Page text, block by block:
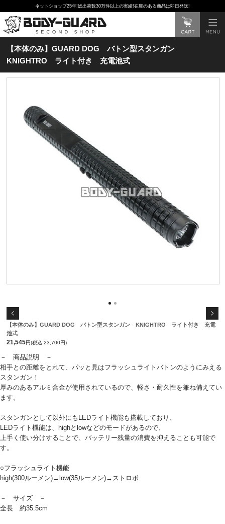
ネットショップ25年!総出荷数30万件以上の実績!在庫のある商品は即日発送!
【本体のみ】GUARD DOG バトン型スタンガン
KNIGHTRO ライト付き 充電池式
【本体のみ】GUARD DOG バトン型スタンガン KNIGHTRO ライト付き 充電
池式
21,545円(税込 23,700円)
－ 商品説明 －
相手との距離をとれて、パッと見はフラッシュライトバトンのようにみえる
スタンガン！
厚みのあるアルミ合金が使用されているので、軽さ・耐久性を兼ね備えてい
ます。
スタンガンとして以外にもLEDライト機能も搭載しており、
LEDライト機能は、highとlowなどのモードがあるので、
上手く使い分けすることで、バッテリー残量の消費を抑えることも可能で
す。
○フラッシュライト機能
high(300ルーメン)→low(35ルーメン)→ストロボ
－ サイズ －
全長 約35.5cm